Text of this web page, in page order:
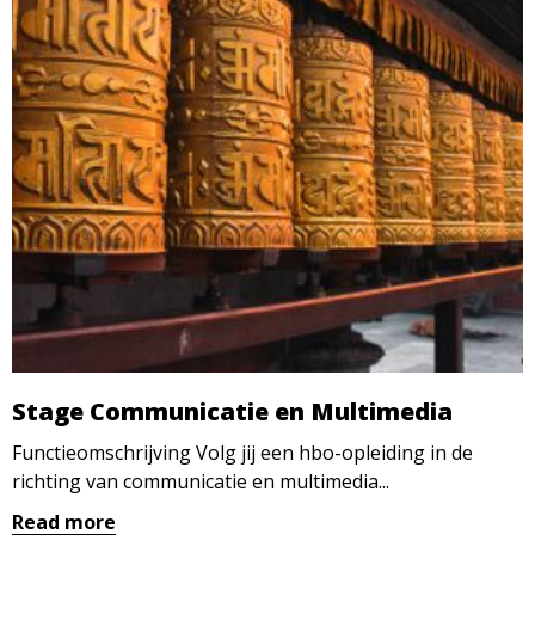
Stage Communicatie en Multimedia
Functieomschrijving Volg jij een hbo-opleiding in de
richting van communicatie en multimedia...
Read more